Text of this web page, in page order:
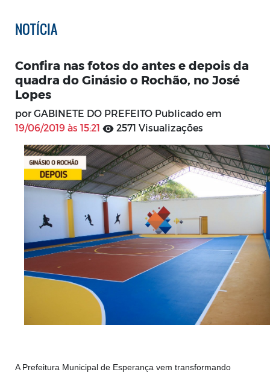
NOTÍCIA
Confira nas fotos do antes e depois da
quadra do Ginásio o Rochão, no José
Lopes
por GABINETE DO PREFEITO Publicado em
19/06/2019 às 15:21
2571 Visualizações
A Prefeitura Municipal de Esperança vem transformando